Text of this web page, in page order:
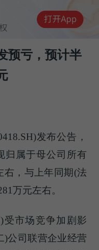
预亏，预计半
发布公告，
归属于母公司所有
右，与上年同期(法
万元左右。
市场竞争加剧影
)公司联营企业经营